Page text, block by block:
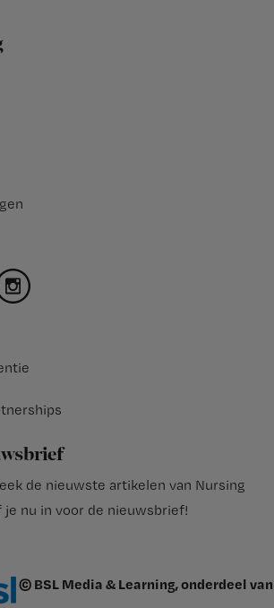
de nieuwste artikelen van Nursing
je nu in voor de nieuwsbrief!
© BSL Media & Learning, onderdeel van